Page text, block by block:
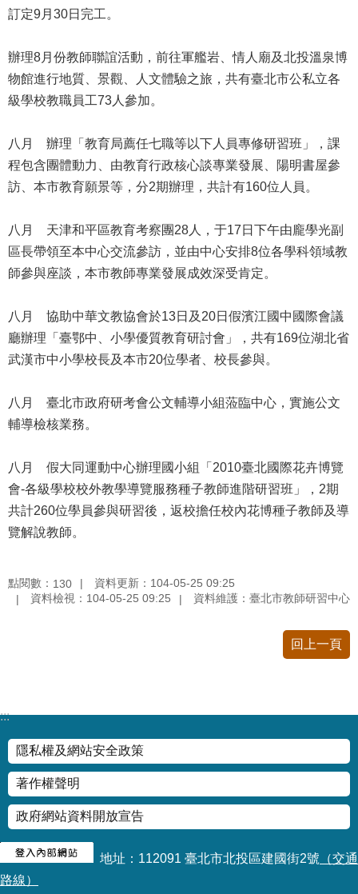
著
作
聲
明
網
站
資
放
宣
告
訂定9月30日完工。
辦理8月份教師聯誼活動，前往軍艦岩、情人廟及北投溫泉博
物館進行地質、景觀、人文體驗之旅，共有臺北市公私立各
級學校教職員工73人參加。
八月 辦理「教育局薦任七職等以下人員專修研習班」，課
程包含團體動力、由教育行政核心談專業發展、陽明書屋參
訪、本市教育願景等，分2期辦理，共計有160位人員。
八月 天津和平區教育考察團28人，于17日下午由龐學光副
區長帶領至本中心交流參訪，並由中心安排8位各學科領域教
師參與座談，本市教師專業發展成效深受肯定。
八月 協助中華文教協會於13日及20日假濱江國中國際會議
廳辦理「臺鄂中、小學優質教育研討會」，共有169位湖北省
武漢市中小學校長及本市20位學者、校長參與。
八月 臺北市政府研考會公文輔導小組蒞臨中心，實施公文
輔導檢核業務。
八月 假大同運動中心辦理國小組「2010臺北國際花卉博覽
會-各級學校校外教學導覽服務種子教師進階研習班」，2期
共計260位學員參與研習後，返校擔任校內花博種子教師及導
覽解說教師。
點閱數： 130
資料更新：104-05-25 09:25
資料檢視：104-05-25 09:25
資料維護：臺北市教師研習中心
回上一頁
:::
隱私權及網站安全政策
著作權聲明
政府網站資料開放宣告
地址：112091 臺北市北投區建國街2號 （交通
路線）